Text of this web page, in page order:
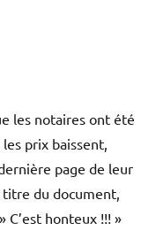
les notaires ont été
prix baissent,
page de leur
du document,
C’est honteux !!! »